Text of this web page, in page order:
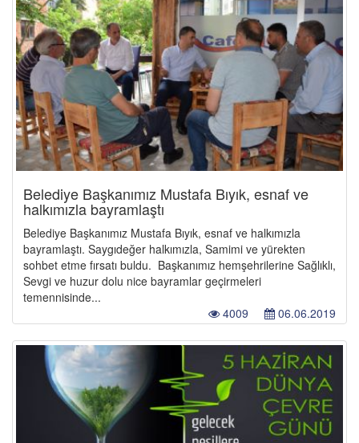
Belediye Başkanımız Mustafa Bıyık, esnaf ve
halkımızla bayramlaştı
Belediye Başkanımız Mustafa Bıyık, esnaf ve halkımızla
bayramlaştı. Saygıdeğer halkımızla, Samimi ve yürekten
sohbet etme fırsatı buldu. Başkanımız hemşehrilerine Sağlıklı,
Sevgi ve huzur dolu nice bayramlar geçirmeleri
temennisinde...
06.06.2019
4009